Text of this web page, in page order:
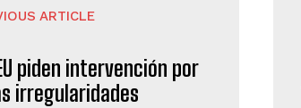
ARTICLE
piden intervención por
irregularidades